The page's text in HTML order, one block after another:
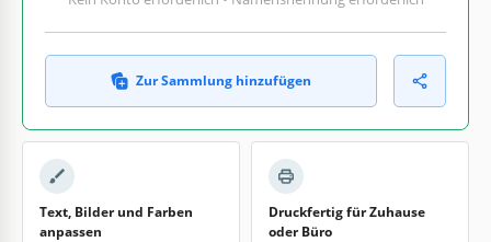
Zur Sammlung hinzufügen
Text, Bilder und Farben
anpassen
Druckfertig für Zuhause
oder Büro